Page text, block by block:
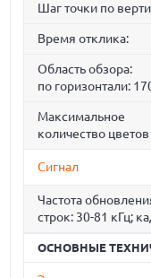
Шаг точки по
Время отклика:
Область обзора:
по горизонтали:
Максимальное
количество цветов
Сигнал
Частота
строк: 30-81 кГц;
ОСНОВНЫЕ